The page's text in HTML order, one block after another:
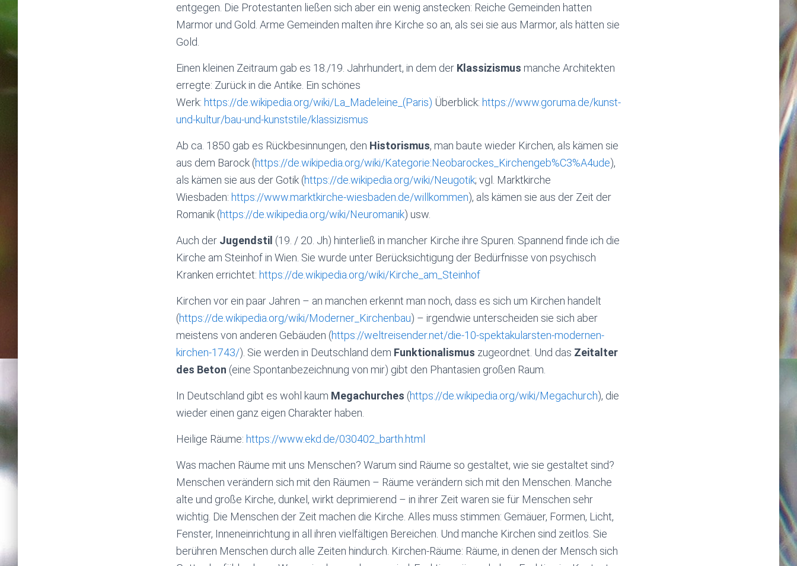
entgegen. Die Protestanten ließen sich aber ein wenig anstecken: Reiche Gemeinden hatten
Marmor und Gold. Arme Gemeinden malten ihre Kirche so an, als sei sie aus Marmor, als hätten sie
Gold.
Einen kleinen Zeitraum gab es 18./19. Jahrhundert, in dem der Klassizismus manche Architekten
erregte: Zurück in die Antike. Ein schönes
Werk: https://de.wikipedia.org/wiki/La_Madeleine_(Paris) Überblick: https://www.goruma.de/kunst-
und-kultur/bau-und-kunststile/klassizismus
Ab ca. 1850 gab es Rückbesinnungen, den Historismus, man baute wieder Kirchen, als kämen sie
aus dem Barock (https://de.wikipedia.org/wiki/Kategorie:Neobarockes_Kirchengeb%C3%A4ude),
als kämen sie aus der Gotik (https://de.wikipedia.org/wiki/Neugotik; vgl. Marktkirche
Wiesbaden: https://www.marktkirche-wiesbaden.de/willkommen), als kämen sie aus der Zeit der
Romanik (https://de.wikipedia.org/wiki/Neuromanik) usw.
Auch der Jugendstil (19. / 20. Jh) hinterließ in mancher Kirche ihre Spuren. Spannend finde ich die
Kirche am Steinhof in Wien. Sie wurde unter Berücksichtigung der Bedürfnisse von psychisch
Kranken errichtet: https://de.wikipedia.org/wiki/Kirche_am_Steinhof
Kirchen vor ein paar Jahren – an manchen erkennt man noch, dass es sich um Kirchen handelt
(https://de.wikipedia.org/wiki/Moderner_Kirchenbau) – irgendwie unterscheiden sie sich aber
meistens von anderen Gebäuden (https://weltreisender.net/die-10-spektakularsten-modernen-
kirchen-1743/). Sie werden in Deutschland dem Funktionalismus zugeordnet. Und das Zeitalter
des Beton (eine Spontanbezeichnung von mir) gibt den Phantasien großen Raum.
In Deutschland gibt es wohl kaum Megachurches (https://de.wikipedia.org/wiki/Megachurch), die
wieder einen ganz eigen Charakter haben.
Heilige Räume: https://www.ekd.de/030402_barth.html
Was machen Räume mit uns Menschen? Warum sind Räume so gestaltet, wie sie gestaltet sind?
Menschen verändern sich mit den Räumen – Räume verändern sich mit den Menschen. Manche
alte und große Kirche, dunkel, wirkt deprimierend – in ihrer Zeit waren sie für Menschen sehr
wichtig. Die Menschen der Zeit machen die Kirche. Alles muss stimmen: Gemäuer, Formen, Licht,
Fenster, Inneneinrichtung in all ihren vielfältigen Bereichen. Und manche Kirchen sind zeitlos. Sie
berühren Menschen durch alle Zeiten hindurch. Kirchen-Räume: Räume, in denen der Mensch sich